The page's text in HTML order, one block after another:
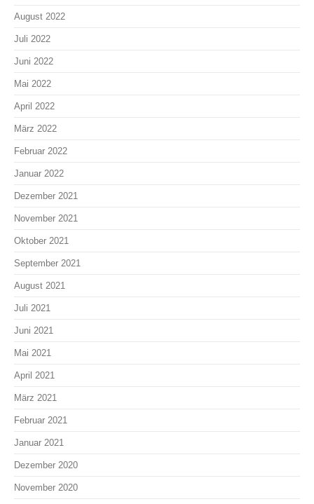
August 2022
Juli 2022
Juni 2022
Mai 2022
April 2022
März 2022
Februar 2022
Januar 2022
Dezember 2021
November 2021
Oktober 2021
September 2021
August 2021
Juli 2021
Juni 2021
Mai 2021
April 2021
März 2021
Februar 2021
Januar 2021
Dezember 2020
November 2020